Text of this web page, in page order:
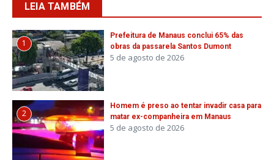
LEIA TAMBÉM
1
Prefeitura de Manaus conclui 65% das
obras da passarela Santos Dumont
5 de agosto de 2026
2
Homem é preso ao tentar invadir casa para
matar ex-companheira em Manaus
5 de agosto de 2026